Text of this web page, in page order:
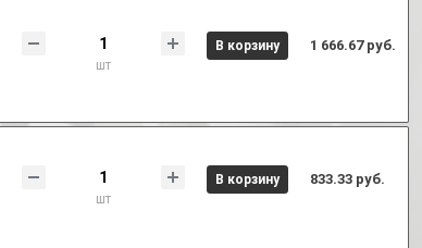
1 666.67 руб.
В корзину
шт
833.33 руб.
В корзину
шт